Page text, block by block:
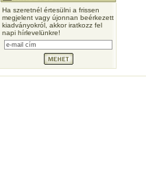
Ha szeretnél értesülni a frissen
megjelent vagy újonnan beérkezett
kiadványokról, akkor iratkozz fel
napi hírlevelünkre!